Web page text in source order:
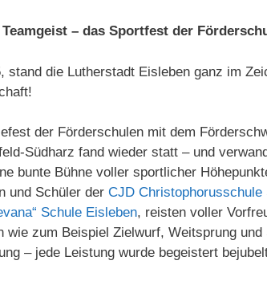
– das Sportfest der
stand die Lutherstadt Eisleben ganz im
der Förderschulen mit dem
Südharz fand wieder statt – und
bunte Bühne voller sportlicher
und Schüler der CJD Christophorusschule
Schule Eisleben, reisten voller
zum Beispiel Zielwurf, Weitsprung
– jede Leistung wurde begeistert